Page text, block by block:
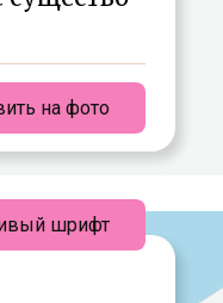
на фото
шрифт